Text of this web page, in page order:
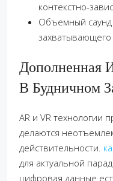
контекстно-
Объемный саунд
захватывающего
Дополненная
В Будничном
AR и VR технологии
делаются
действительности.
для актуальной
цифровая данные